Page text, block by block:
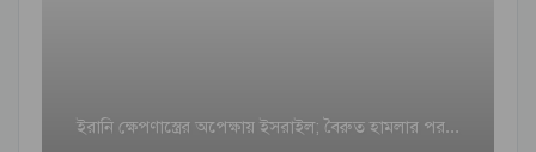
ইরানি ক্ষেপণাস্ত্রের অপেক্ষায় ইসরাইল; বৈরুত হামলার পর…